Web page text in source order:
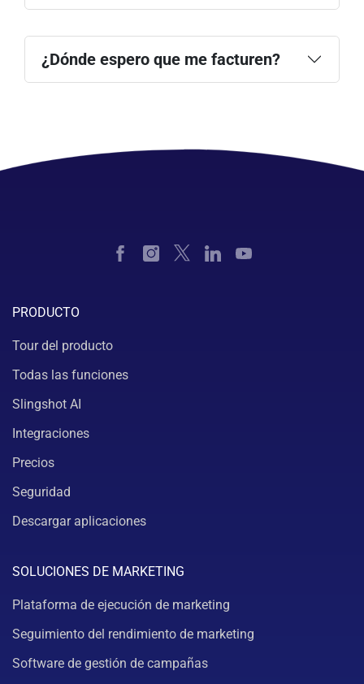
en tu cuenta
aquí
¿Dónde espero que me facturen?
PRODUCTO
Tour del producto
Todas las funciones
Slingshot AI
Integraciones
Precios
Seguridad
Descargar aplicaciones
SOLUCIONES DE MARKETING
Plataforma de ejecución de marketing
Seguimiento del rendimiento de marketing
Software de gestión de campañas